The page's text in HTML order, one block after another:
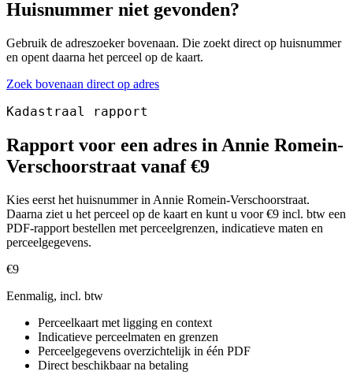
Huisnummer niet gevonden?
Gebruik de adreszoeker bovenaan. Die zoekt direct op huisnummer
en opent daarna het perceel op de kaart.
Zoek bovenaan direct op adres
Kadastraal rapport
Rapport voor een adres in Annie Romein-
Verschoorstraat vanaf €9
Kies eerst het huisnummer in Annie Romein-Verschoorstraat.
Daarna ziet u het perceel op de kaart en kunt u voor €9 incl. btw een
PDF-rapport bestellen met perceelgrenzen, indicatieve maten en
perceelgegevens.
€9
Eenmalig, incl. btw
Perceelkaart met ligging en context
Indicatieve perceelmaten en grenzen
Perceelgegevens overzichtelijk in één PDF
Direct beschikbaar na betaling